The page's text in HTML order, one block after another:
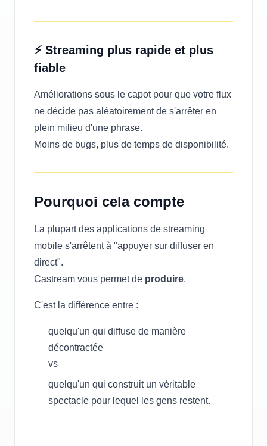
⚡ Streaming plus rapide et plus
fiable
Améliorations sous le capot pour que votre flux
ne décide pas aléatoirement de s'arrêter en
plein milieu d'une phrase.
Moins de bugs, plus de temps de disponibilité.
Pourquoi cela compte
La plupart des applications de streaming
mobile s'arrêtent à "appuyer sur diffuser en
direct".
Castream vous permet de produire.
C'est la différence entre :
quelqu'un qui diffuse de manière
décontractée
vs
quelqu'un qui construit un véritable
spectacle pour lequel les gens restent.